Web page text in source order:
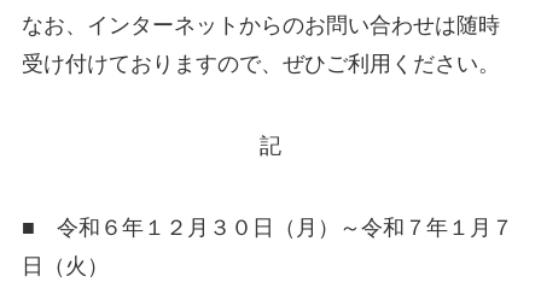
なお、インターネットからのお問い合わせは随時
受け付けておりますので、ぜひご利用ください。
記
■ 令和６年１２月３０日（月）～令和７年１月７
日（火）